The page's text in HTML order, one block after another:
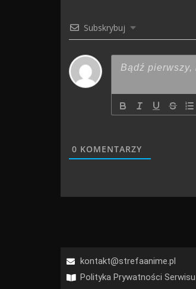
Subskrybuj
0 KOMENTARZY
kontakt@strefaanime.pl
Polityka Prywatności Serwisu